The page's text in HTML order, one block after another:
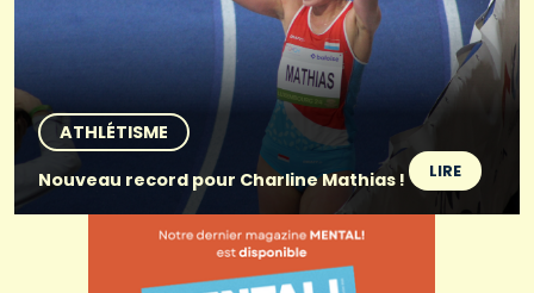
ATHLÉTISME
Nouveau record pour Charline Mathias !
LIRE